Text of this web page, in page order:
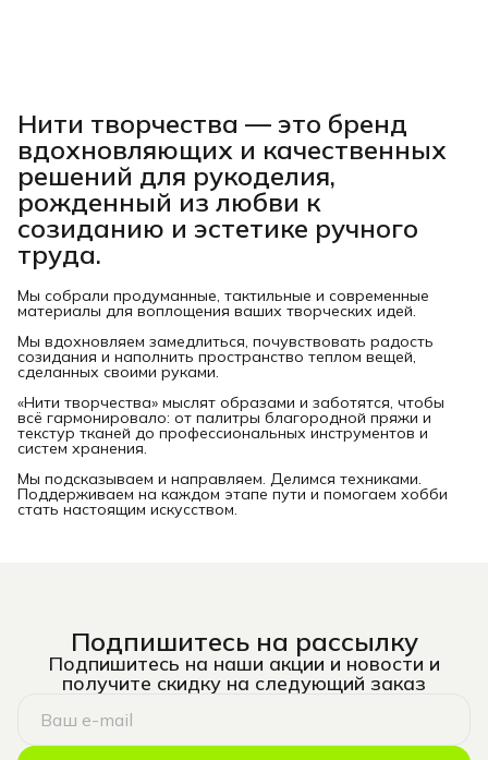
Нити творчества — это бренд
вдохновляющих и качественных
решений для рукоделия,
рожденный из любви к
созиданию и эстетике ручного
труда.
Мы собрали продуманные, тактильные и современные
материалы для воплощения ваших творческих идей.
Мы вдохновляем замедлиться, почувствовать радость
созидания и наполнить пространство теплом вещей,
сделанных своими руками.
«Нити творчества» мыслят образами и заботятся, чтобы
всё гармонировало: от палитры благородной пряжи и
текстур тканей до профессиональных инструментов и
систем хранения.
Мы подсказываем и направляем. Делимся техниками.
Поддерживаем на каждом этапе пути и помогаем хобби
стать настоящим искусством.
Подпишитесь на рассылку
Подпишитесь на наши акции и новости и
получите скидку на следующий заказ